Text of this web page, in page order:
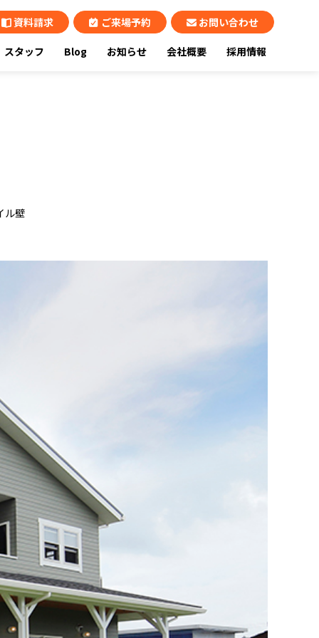
資料請求 ご来場予約 お問い合わせ
スタッフ Blog お知らせ 会社概要 採用情報
ル壁